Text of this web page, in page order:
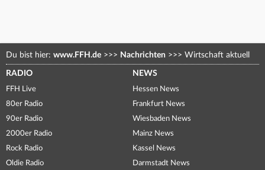
Du bist hier: www.FFH.de >>> Nachrichten >>> Wirtschaft aktuell
RADIO
FFH Live
80er Radio
90er Radio
2000er Radio
Rock Radio
Oldie Radio
NEWS
Hessen News
Frankfurt News
Wiesbaden News
Mainz News
Kassel News
Darmstadt News